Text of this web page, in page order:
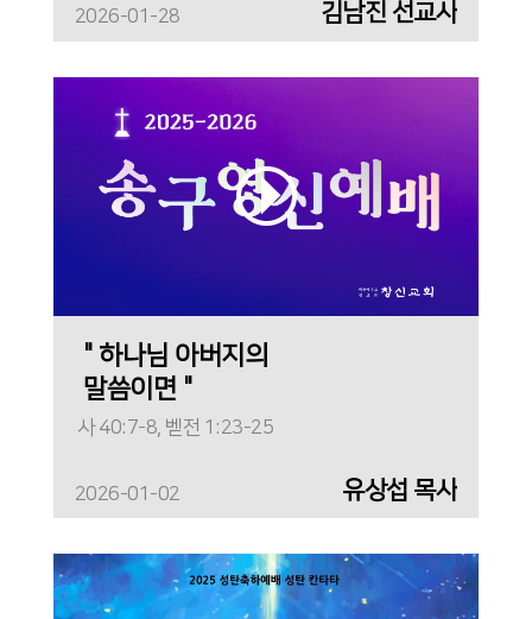
2026-01-28 김남진 선교사
" 하나님 아버지의
말씀이면 "
사 40:7-8, 벧전 1:23-25
2026-01-02 유상섭 목사